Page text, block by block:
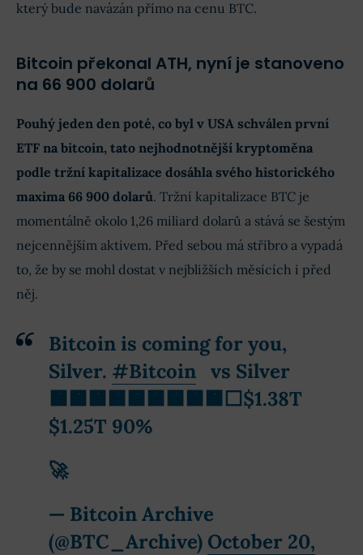
který bude navázán přímo na cenu BTC.
Bitcoin překonal ATH, nyní je stanoveno
na 66 900 dolarů
Pouhý jeden den poté, co byl v USA schválen první
ETF na bitcoin, tato nejhodnotnější kryptoměna
podle tržní kapitalizace dosáhla svého historického
maxima 66 900 dolarů. Tržní kapitalizace BTC je
momentálně okolo 1,26 miliard dolarů a stává se šestým
nejcennějším aktivem. Před sebou má stříbro a vypadá
to, že by se mohl dostat v nejbližších měsících i před
něj.
Bitcoin is coming for you,
Silver. #Bitcoin vs Silver
🟧🟧🟧🟧🟧🟧🟧🟧🟧⬜️$1.38T
$1.25T 90%
🚀
— Bitcoin Archive
(@BTC_Archive) October 20,